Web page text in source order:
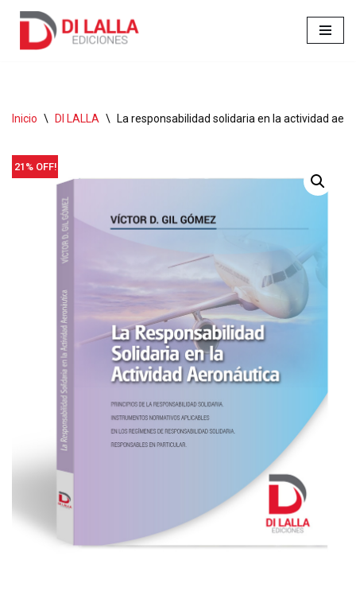
Inicio \ DI LALLA \ La responsabilidad solidaria en la actividad
21% OFF!